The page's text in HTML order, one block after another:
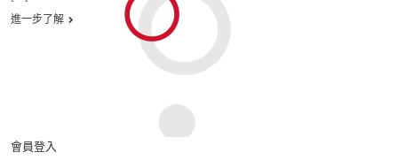
進一步了解
會員登入